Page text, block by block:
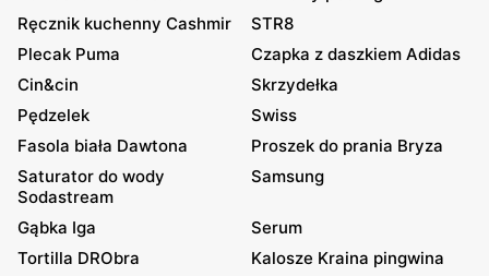
Ręcznik kuchenny Cashmir
STR8
Plecak Puma
Czapka z daszkiem Adidas
Cin&cin
Skrzydełka
Pędzelek
Swiss
Fasola biała Dawtona
Proszek do prania Bryza
Saturator do wody
Sodastream
Samsung
Gąbka Iga
Serum
Tortilla DRObra
Kalosze Kraina pingwina